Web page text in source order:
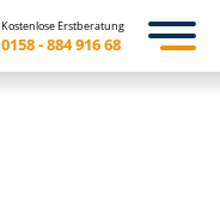
Kostenlose Erstberatung
0158 - 884 916 68